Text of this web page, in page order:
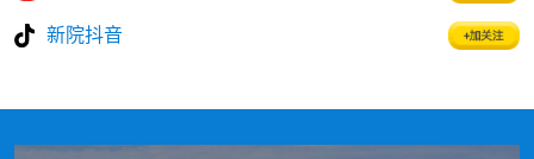
新院抖音